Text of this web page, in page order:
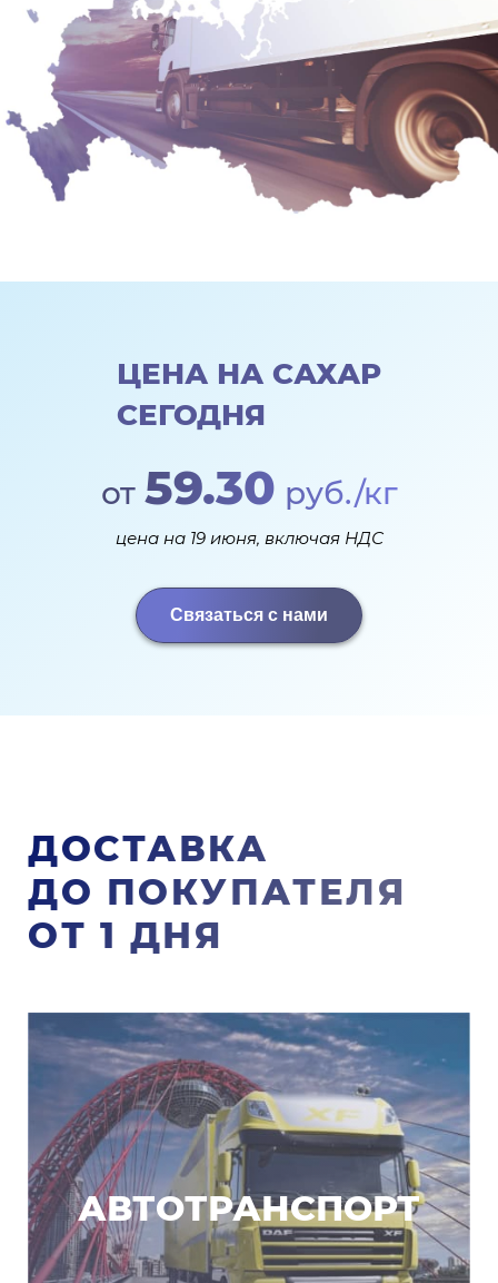
ЦЕНА НА САХАР
СЕГОДНЯ
от 59.30 руб./кг
цена на 19 июня, включая НДС
Связаться с нами
ДОСТАВКА
ДО ПОКУПАТЕЛЯ
ОТ 1 ДНЯ
АВТОТРАНСПОРТ